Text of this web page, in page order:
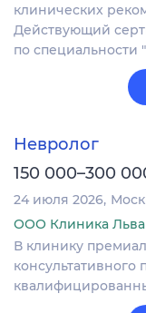
клинических
Действующий
по специальности
Невролог
150 000–300
24 июля 2026
ООО Клиника
В клинику
консультативного